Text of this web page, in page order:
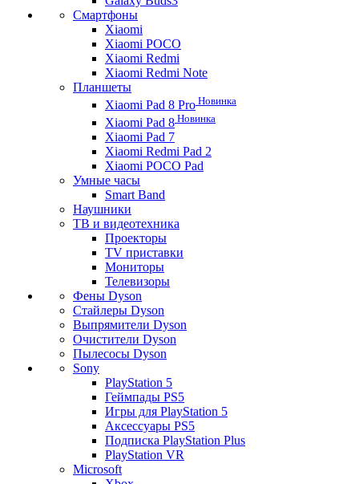
Смартфоны
Xiaomi
Xiaomi POCO
Xiaomi Redmi
Xiaomi Redmi Note
Планшеты
Xiaomi Pad 8 Pro Новинка
Xiaomi Pad 8 Новинка
Xiaomi Pad 7
Xiaomi Redmi Pad 2
Xiaomi POCO Pad
Умные часы
Smart Band
Наушники
ТВ и видеотехника
Проекторы
TV приставки
Мониторы
Телевизоры
Фены Dyson
Стайлеры Dyson
Выпрямители Dyson
Очистители Dyson
Пылесосы Dyson
Sony
PlayStation 5
Геймпады PS5
Игры для PlayStation 5
Аксессуары PS5
Подписка PlayStation Plus
PlayStation VR
Microsoft